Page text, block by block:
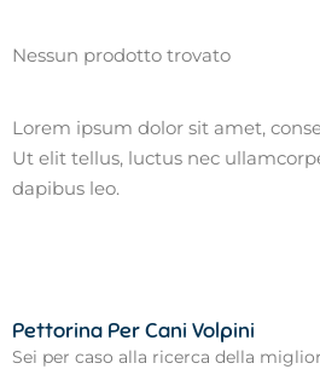
Nessun prodotto trovato
Lorem ipsum dolor sit amet,
Ut elit tellus, luctus nec
dapibus leo.
Pettorina Per Cani Volpini
Sei per caso alla ricerca della